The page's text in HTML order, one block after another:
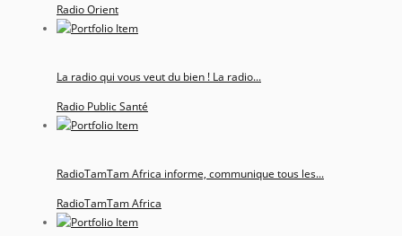
Radio Orient
La radio qui vous veut du bien ! La radio...
Radio Public Santé
RadioTamTam Africa informe, communique tous les...
RadioTamTam Africa